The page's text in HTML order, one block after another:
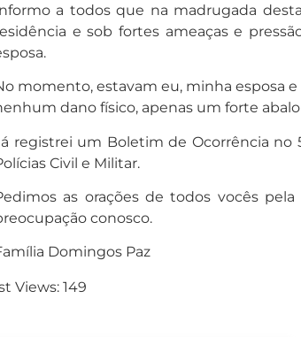
a todos que na madrugada
e sob fortes ameaças e
momento, estavam eu, minha esposa
dano físico, apenas um forte
registrei um Boletim de Ocorrência no
Civil e Militar.
as orações de todos vocês
conosco.
Domingos Paz
Views: 149